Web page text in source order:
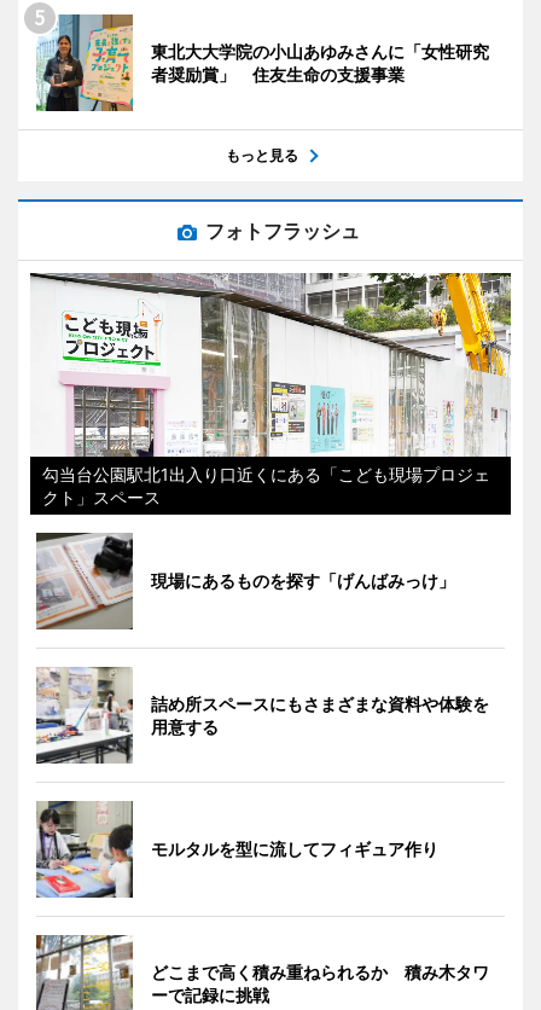
東北大大学院の小山あゆみさんに「女性研究
者奨励賞」 住友生命の支援事業
もっと見る
フォトフラッシュ
勾当台公園駅北1出入り口近くにある「こども現場プロジェ
クト」スペース
現場にあるものを探す「げんばみっけ」
詰め所スペースにもさまざまな資料や体験を
用意する
モルタルを型に流してフィギュア作り
どこまで高く積み重ねられるか 積み木タワ
ーで記録に挑戦